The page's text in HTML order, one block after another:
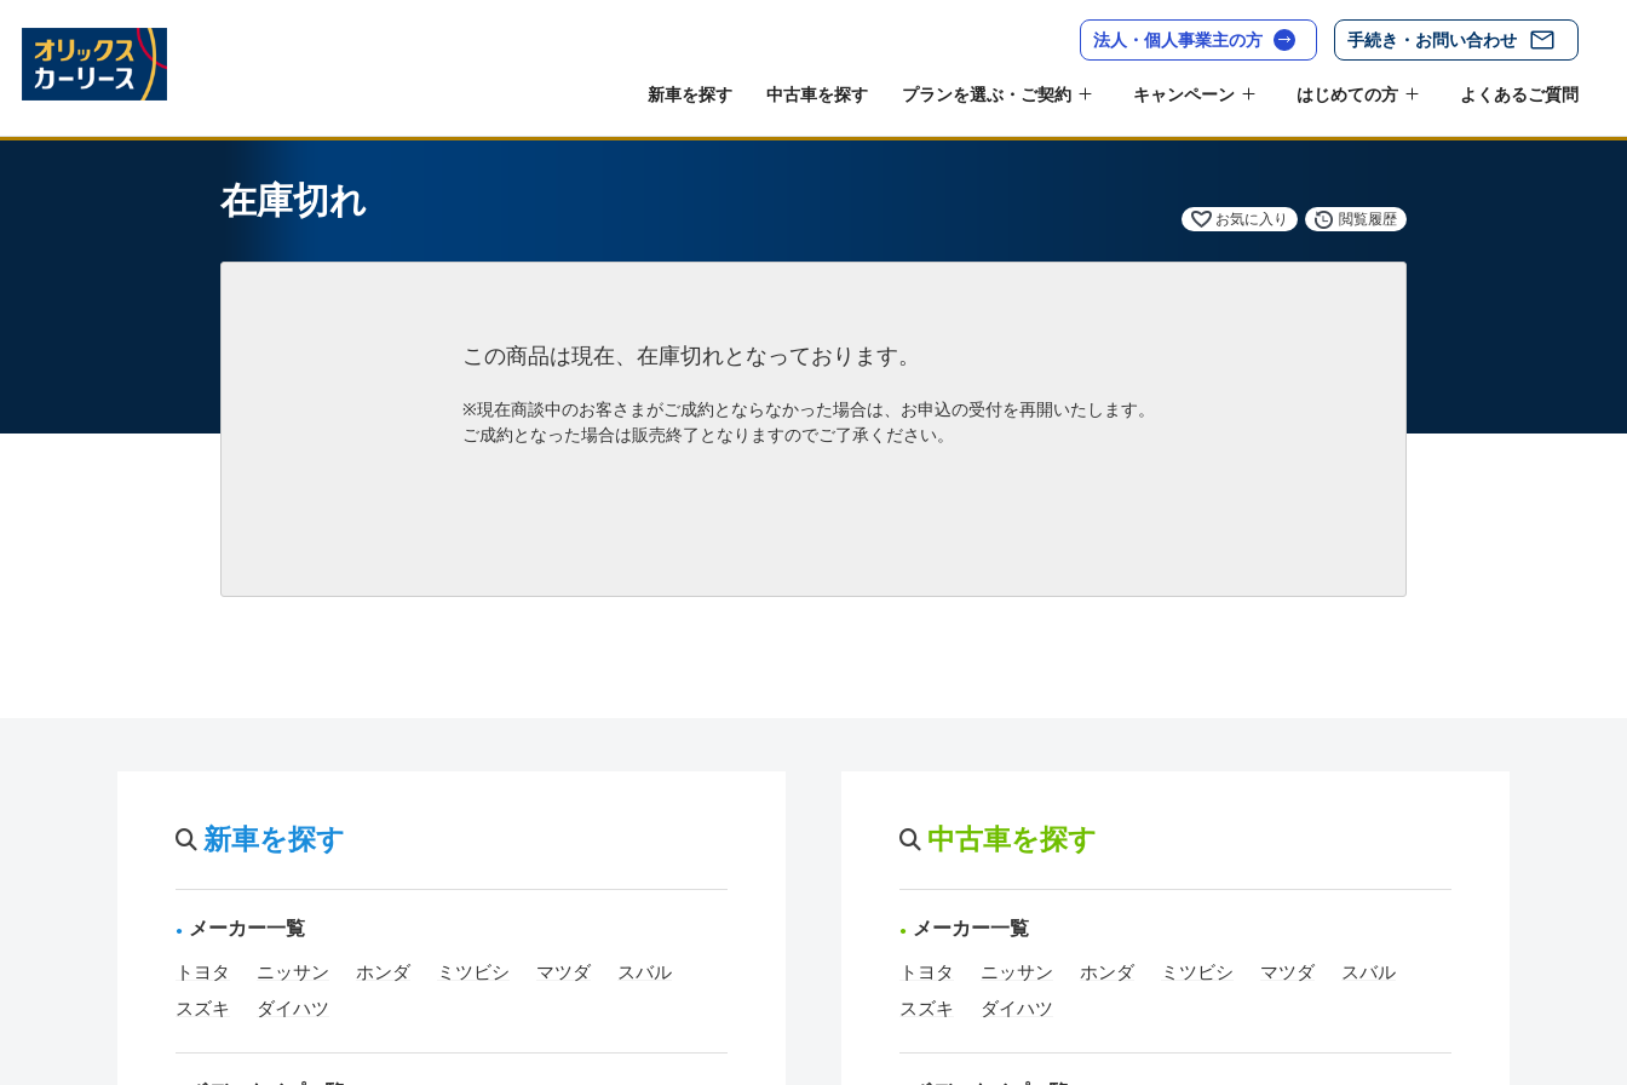
法人・個人事業主の方 手続き・お問い合わせ
新車を探す 中古車を探す プランを選ぶ・ご契約 キャンペーン はじめての方 よくあるご質問
在庫切れ お気に入り 閲覧履歴
この商品は現在、在庫切れとなっております。
※現在商談中のお客さまがご成約とならなかった場合は、お申込の受付を再開いたします。
ご成約となった場合は販売終了となりますのでご了承ください。
新車を探す
メーカー一覧
トヨタ ニッサン ホンダ ミツビシ マツダ
スバル
スズキ
ダイハツ
中古車を探す
メーカー一覧
トヨタ ニッサン ホンダ ミツビシ マツダ
スバル
スズキ
ダイハツ